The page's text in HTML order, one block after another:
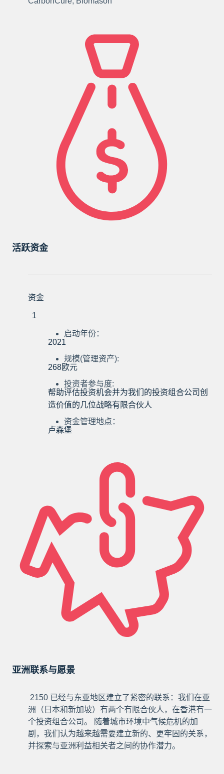
活跃资金
资金
1
启动年份：
2021
规模(管理资产):
268欧元
投资者参与度:
帮助评估投资机会并为我们的投资组合公司创
造价值的几位战略有限合伙人
资金管理地点：
卢森堡
亚洲联系与愿景
2150 已经与东亚地区建立了紧密的联系：我们在亚
洲（日本和新加坡）有两个有限合伙人，在香港有一
个投资组合公司。
随着城市环境中气候危机的加
剧，我们认为越来越需要建立新的、更牢固的关系，
并探索与亚洲利益相关者之间的协作潜力。